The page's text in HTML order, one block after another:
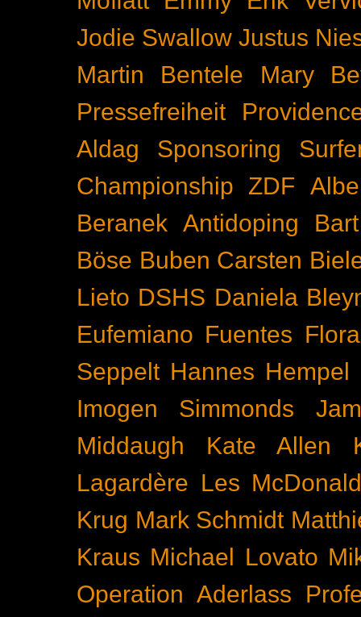
Jodie Swallow Justus
Martin Bentele
Mary
Pressefreiheit
Aldag
Sponsoring
Championship
ZDF
Beranek Antidoping
Böse Buben Carsten
Lieto DSHS Daniela
Eufemiano Fuentes
Seppelt Hannes Hempel
Imogen Simmonds
Middaugh
Kate Allen
Lagardère Les
Krug Mark Schmidt
Kraus Michael Lovato
Operation Aderlass